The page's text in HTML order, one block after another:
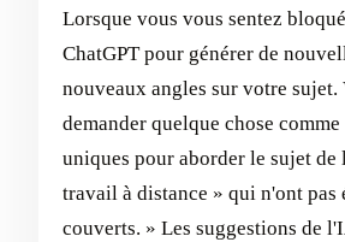
Lorsque vous vous sentez
ChatGPT pour générer de
nouveaux angles sur votre
demander quelque chose
uniques pour aborder le sujet
travail à distance » qui n'ont pas
couverts. » Les suggestions de